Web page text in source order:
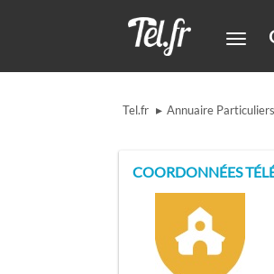
Tel.fr ▸ Annuaire Particuliers
COORDONNÉES